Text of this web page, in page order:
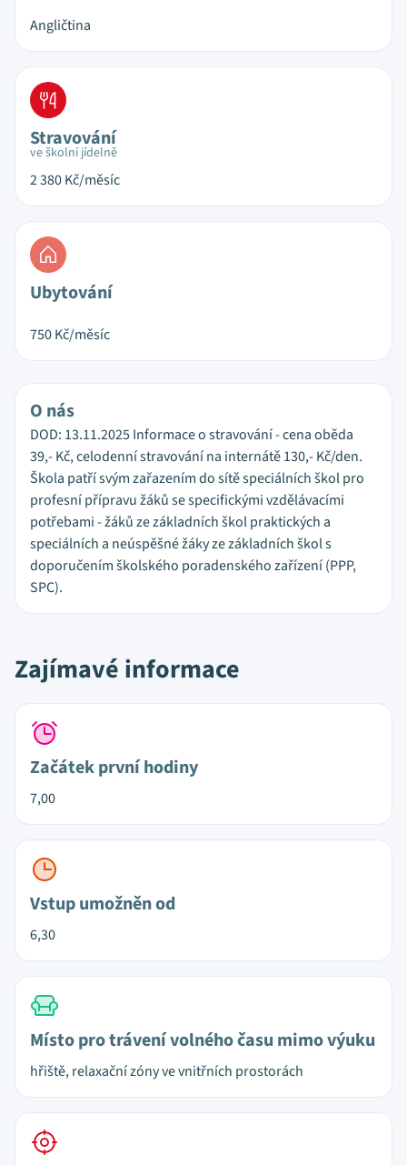
Angličtina
Stravování
ve školní jídelně
2 380Kč/měsíc
Ubytování
750Kč/měsíc
O nás
DOD: 13.11.2025 Informace o stravování - cena oběda
39,- Kč, celodenní stravování na internátě 130,- Kč/den.
Škola patří svým zařazením do sítě speciálních škol pro
profesní přípravu žáků se specifickými vzdělávacími
potřebami - žáků ze základních škol praktických a
speciálních a neúspěšné žáky ze základních škol s
doporučením školského poradenského zařízení (PPP,
SPC).
Zajímavé informace
Začátek první hodiny
7,00
Vstup umožněn od
6,30
Místo pro trávení volného času mimo výuku
hřiště, relaxační zóny ve vnitřních prostorách